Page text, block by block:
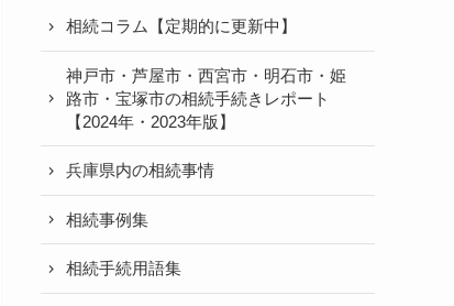
相続コラム【定期的に更新中】
神戸市・芦屋市・西宮市・明石市・姫
路市・宝塚市の相続手続きレポート
【2024年・2023年版】
兵庫県内の相続事情
相続事例集
相続手続用語集